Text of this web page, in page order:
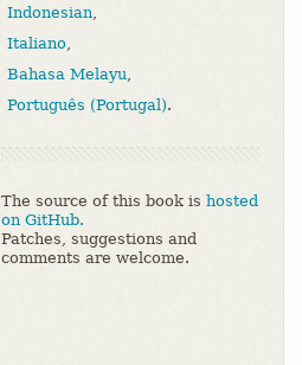
Indonesian,
Italiano,
Bahasa Melayu,
Português (Portugal).
The source of this book is hosted
on GitHub.
Patches, suggestions and
comments are welcome.